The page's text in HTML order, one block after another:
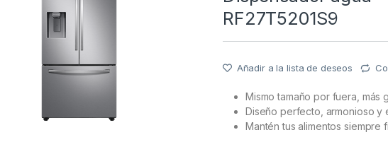
RF27T5201S9
Añadir a la lista de deseos
Mismo tamaño por fuera, más
Diseño perfecto, armonioso y
Mantén tus alimentos